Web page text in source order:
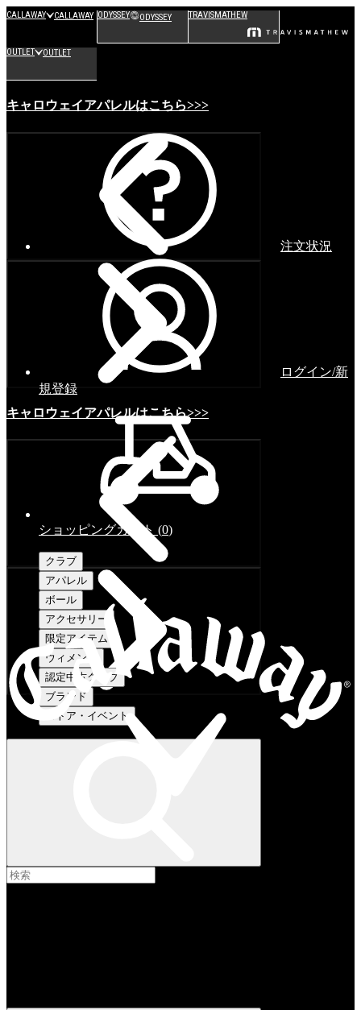
CALLAWAY CALLAWAY ODYSSEY ODYSSEY TRAVISMATHEW
OUTLET OUTLET
キャロウェイアパレルはこちら>>>
キャロウェイアパレルはこちら>>>
注文状況
ログイン/新
規登録
ショッピングカート (0)
クラブ
アパレル
ボール
アクセサリー
限定アイテム
ウィメンズ
認定中古クラブ
ブランド
ストア・イベント